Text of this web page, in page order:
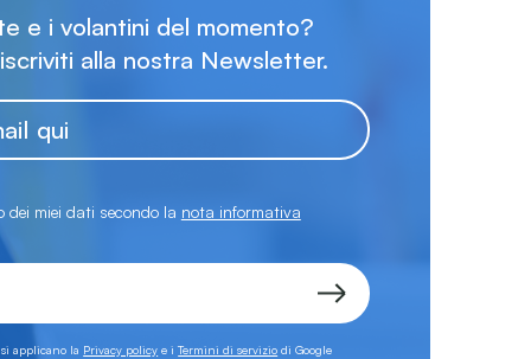
e i volantini del momento?
alla nostra Newsletter.
miei dati secondo la nota informativa
applicano la Privacy policy e iTermini di servizio di Google